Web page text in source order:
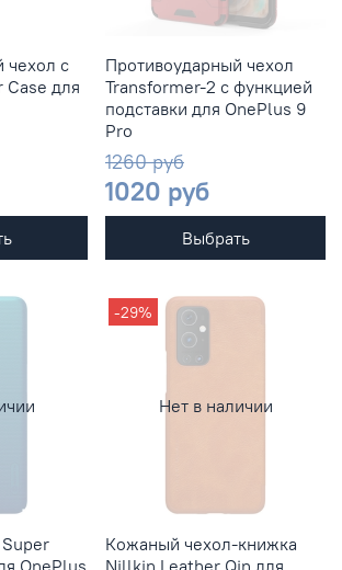
чехол с
Case для
Противоударный чехол
Transformer-2 с функцией
подставки для OnePlus 9
Pro
1260 руб
1020 руб
Выбрать
Нет в наличии
-29%
Кожаный чехол-книжка